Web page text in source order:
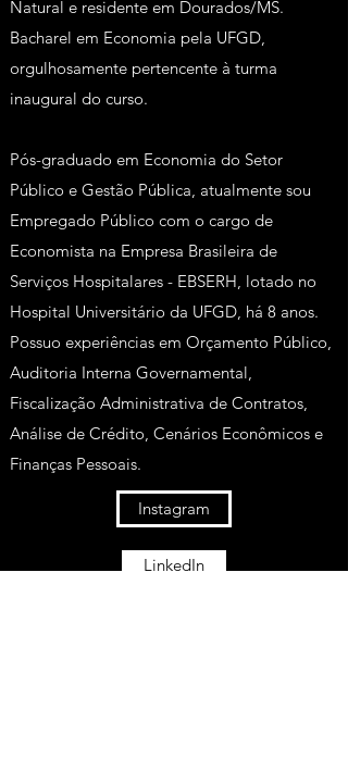
Natural e residente em Dourados/MS.
Bacharel em Economia pela UFGD,
orgulhosamente pertencente à turma
inaugural do curso.
Pós-graduado em Economia do Setor
Público e Gestão Pública, atualmente sou
Empregado Público com o cargo de
Economista na Empresa Brasileira de
Serviços Hospitalares - EBSERH, lotado no
Hospital Universitário da UFGD, há 8 anos.
Possuo experiências em Orçamento Público,
Auditoria Interna Governamental,
Fiscalização Administrativa de Contratos,
Análise de Crédito, Cenários Econômicos e
Finanças Pessoais.
Instagram
LinkedIn